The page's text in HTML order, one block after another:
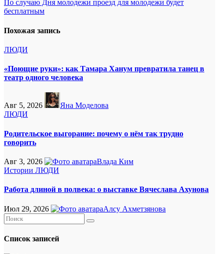
записям
По случаю Дня молодежи проезд для молодежи будет
бесплатным
Похожая запись
ЛЮДИ
«Поющие руки»: как Тамара Ханум превратила танец в
театр одного человека
Авг 5, 2026
Яна Моделова
ЛЮДИ
Родительское выгорание: почему о нём так трудно
говорить
Авг 3, 2026
Влада Ким
Истории ЛЮДИ
Работа длиной в полвека: о выставке Вячеслава Ахунова
Июл 29, 2026 Алсу Ахметзянова
Список записей